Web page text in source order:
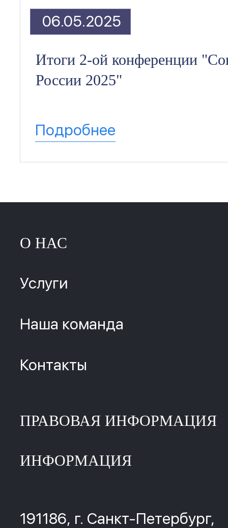
Итоги 2-ой конференции
России 2025"
Подробнее
06.05.2025
О НАС
Услуги
Наша команда
Контакты
ПРАВОВАЯ ИНФОРМАЦИЯ
ИНФОРМАЦИЯ
191186, г. Санкт-Петербург,